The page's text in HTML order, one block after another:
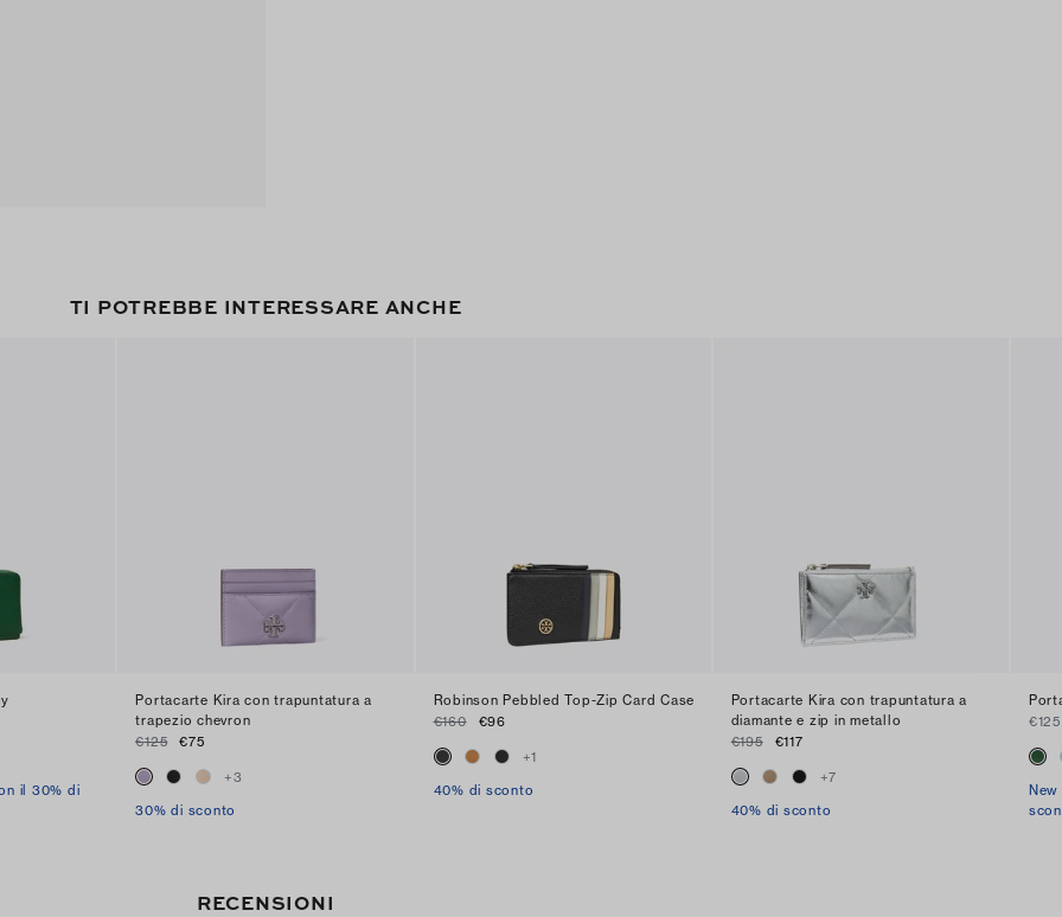
TI POTREBBE INTERESSARE ANCHE
il 30% di
Portacarte Kira con trapuntatura a
trapezio chevron
€125
€75
+3
30% di sconto
Robinson Pebbled Top-Zip Card Case
€160
€96
+1
40% di sconto
Portacarte Kira con trapuntatura a
diamante e zip in metallo
€195
€117
+7
40% di sconto
€125
RECENSIONI